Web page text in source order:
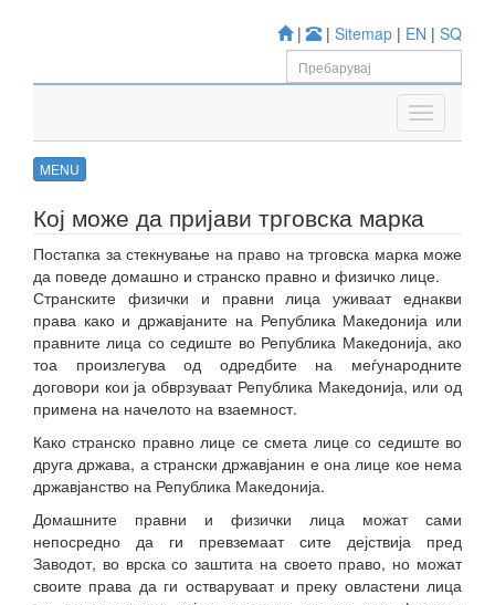
| | Sitemap | EN | SQ
MENU
Кој може да пријави трговска марка
Постапка за стекнување на право на трговска марка може
да поведе домашно и странско правно и физичко лице.
Странските физички и правни лица уживаат еднакви
права како и државјаните на Република Македонија или
правните лица со седиште во Република Македонија, ако
тоа произлегува од одредбите на меѓународните
договори кои ја обврзуваат Република Македонија, или од
примена на начелото на взаемност.
Како странско правно лице се смета лице со седиште во
друга држава, а странски државјанин е она лице кое нема
државјанство на Република Македонија.
Домашните правни и физички лица можат сами
непосредно да ги превземаат сите дејствија пред
Заводот, во врска со заштита на своето право, но можат
своите права да ги остваруваат и преку овластени лица